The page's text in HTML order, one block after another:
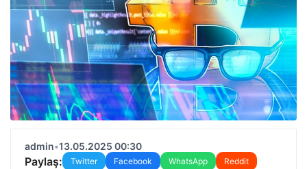
admin•13.05.2025 00:30
Paylaş: Twitter Facebook WhatsApp
Reddit